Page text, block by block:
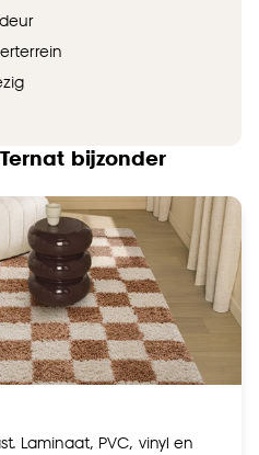
bijzonder
Laminaat, PVC, vinyl en